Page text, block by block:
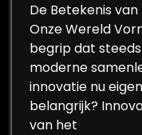
De Betekenis
Onze Wereld
begrip dat
moderne
innovatie nu
belangrijk?
van het